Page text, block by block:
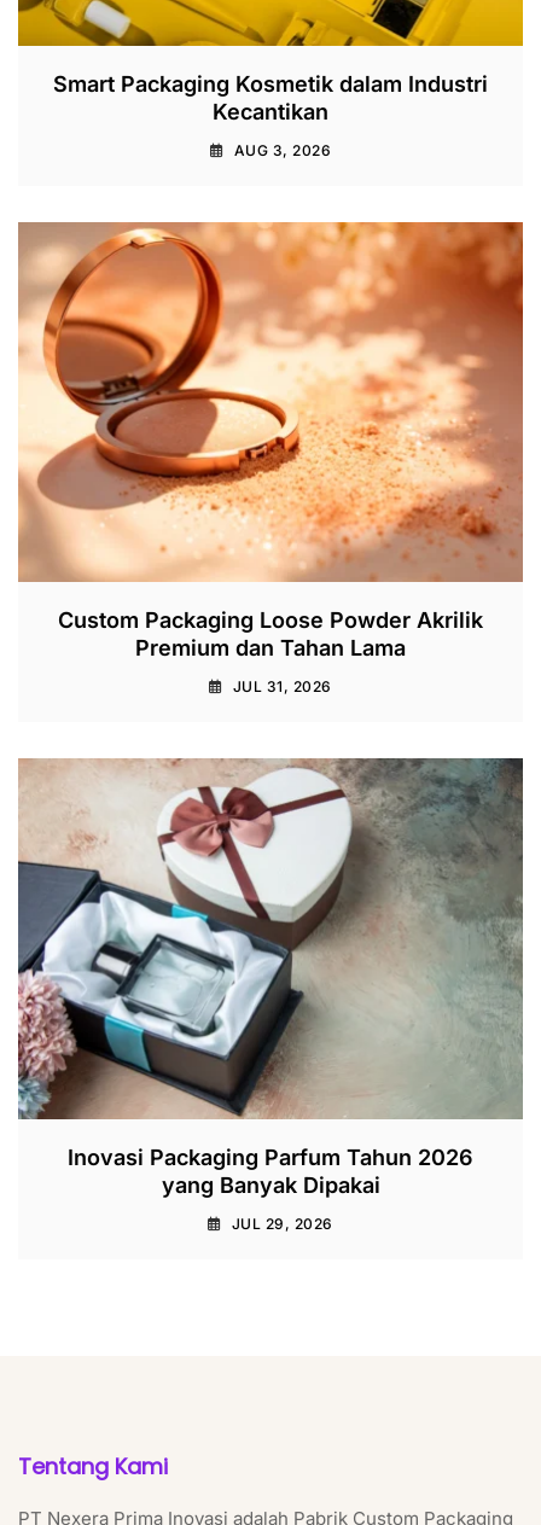
Smart Packaging Kosmetik dalam Industri
Kecantikan
AUG 3, 2026
Custom Packaging Loose Powder Akrilik
Premium dan Tahan Lama
JUL 31, 2026
Inovasi Packaging Parfum Tahun 2026
yang Banyak Dipakai
JUL 29, 2026
Tentang Kami
PT Nexera Prima Inovasi adalah Pabrik Custom Packaging